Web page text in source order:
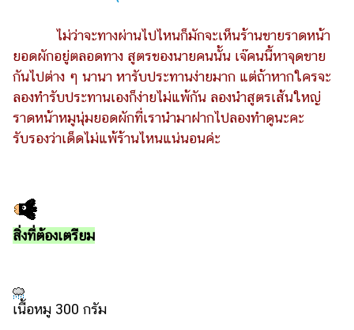
ผู้
หญิง
ผู้ชาย
สุขภาพ
สูตร
อาหาร
ช้อป
ปิ้ง
ไม่ว่าจะทางผ่านไปไหนก็มักจะเห็นร้านขายราดหน้า
ยอดผักอยู่ตลอดทาง สูตรของนายคนนั้น เจ๊คนนี้หาจุดขาย
กันไปต่าง ๆ นานา หารับประทานง่ายมาก แต่ถ้าหากใครจะ
ลองทำรับประทานเองก็ง่ายไม่แพ้กัน ลองนำสูตรเส้นใหญ่
ราดหน้าหมูนุ่มยอดผักที่เรานำมาฝากไปลองทำดูนะคะ
รับรองว่าเด็ดไม่แพ้ร้านไหนแน่นอนค่ะ
สิ่งที่ต้องเตรียม
เนื้อหมู 300 กรัม